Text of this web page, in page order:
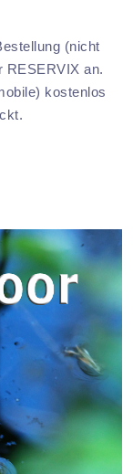
(nicht
RESERVIX an.
kostenlos